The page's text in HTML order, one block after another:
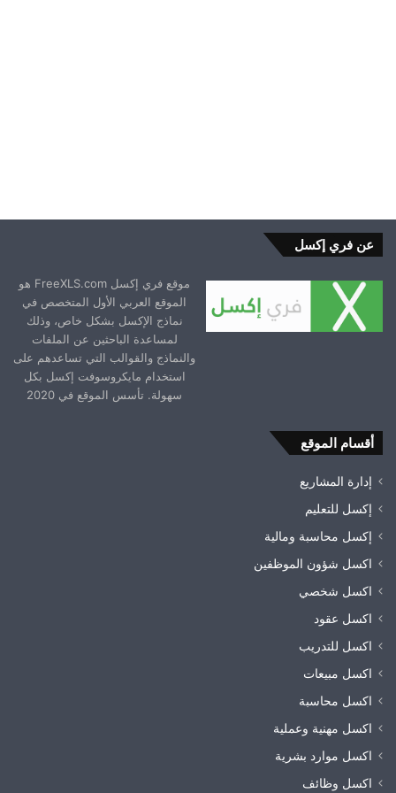
عن فري إكسل
موقع فري إكسل FreeXLS.com هو
الموقع العربي الأول المتخصص في
نماذج الإكسل بشكل خاص، وذلك
لمساعدة الباحثين عن الملفات
والنماذج والقوالب التي تساعدهم على
استخدام مايكروسوفت إكسل بكل
سهولة. تأسس الموقع في 2020
أقسام الموقع
إدارة المشاريع
إكسل للتعليم
إكسل محاسبة ومالية
اكسل شؤون الموظفين
اكسل شخصي
اكسل عقود
اكسل للتدريب
اكسل مبيعات
اكسل محاسبة
اكسل مهنية وعملية
اكسل موارد بشرية
اكسل وظائف